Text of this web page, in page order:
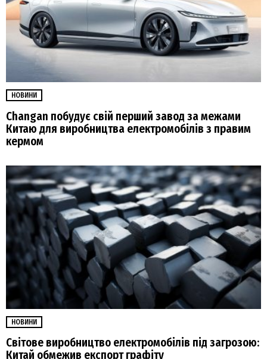
НОВИНИ
Changan побудує свій перший завод за межами
Китаю для виробництва електромобілів з правим
кермом
НОВИНИ
Світове виробництво електромобілів під загрозою:
Китай обмежив експорт графіту